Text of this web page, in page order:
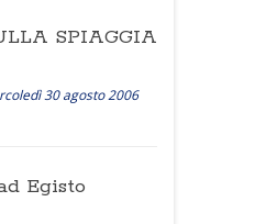
SPIAGGIA
30 agosto 2006
Egisto